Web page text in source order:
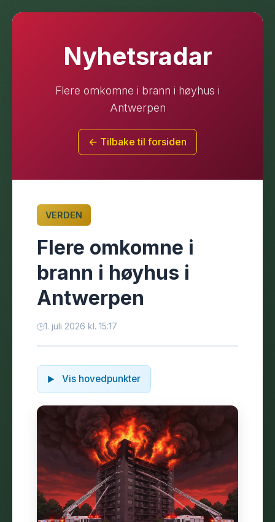
Nyhetsradar
Flere omkomne i brann i høyhus i
Antwerpen
← Tilbake til forsiden
VERDEN
Flere omkomne i
brann i høyhus i
Antwerpen
1. juli 2026 kl. 15:17
Vis hovedpunkter